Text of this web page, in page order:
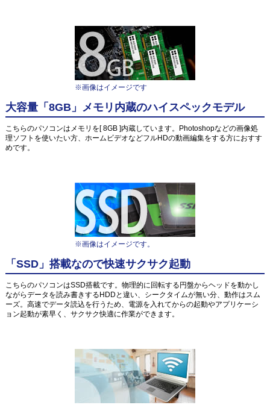
※画像はイメージです
大容量「8GB」メモリ内蔵のハイスペックモデル
こちらのパソコンはメモリを[ 8GB ]内蔵しています。Photoshopなどの画像処
理ソフトを使いたい方、ホームビデオなどフルHDの動画編集をする方におすす
めです。
※画像はイメージです。
「SSD」搭載なので快速サクサク起動
こちらのパソコンはSSD搭載です。物理的に回転する円盤からヘッドを動かし
ながらデータを読み書きするHDDと違い、シークタイムが無い分、動作はスム
ーズ。高速でデータ読込を行うため、電源を入れてからの起動やアプリケーシ
ョン起動が素早く、サクサク快適に作業ができます。